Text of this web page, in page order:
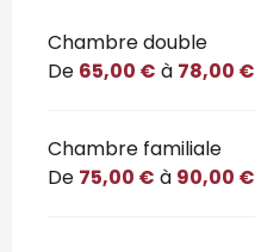
Tarifs 2026
Chambre double
De 65,00 € à 78,00 €
Chambre familiale
De 75,00 € à 90,00 €